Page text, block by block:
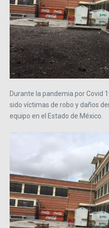
Durante la pandemia por Covid
sido víctimas de robo y daños
equipo en el Estado de México.